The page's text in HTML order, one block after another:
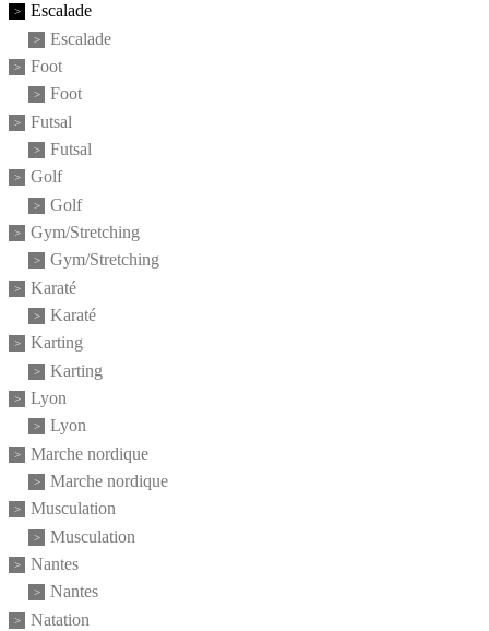
Escalade
Escalade
Foot
Foot
Futsal
Futsal
Golf
Golf
Gym/Stretching
Gym/Stretching
Karaté
Karaté
Karting
Karting
Lyon
Lyon
Marche nordique
Marche nordique
Musculation
Musculation
Nantes
Nantes
Natation